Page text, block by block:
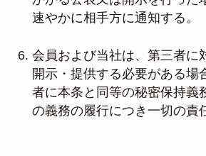
速やかに相手方に通知する。
会員および当社は、第三者に
開示・提供する必要がある場
者に本条と同等の秘密保持義
の義務の履行につき一切の責